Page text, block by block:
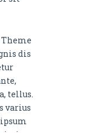
Theme
dis
tellus.
varius